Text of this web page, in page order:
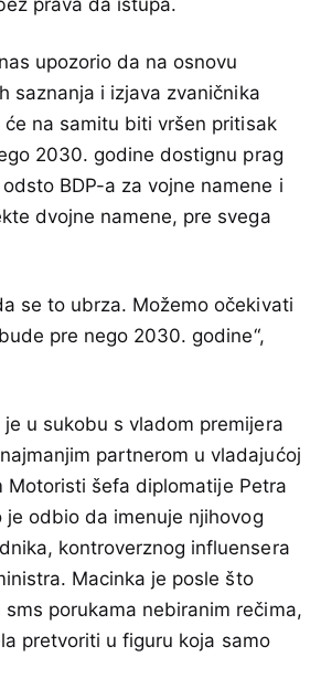
upozorio da na osnovu
saznanja i izjava zvaničnika
će na samitu biti vršen pritisak
2030. godine dostignu prag
BDP-a za vojne namene i
dvojne namene, pre svega
se to ubrza. Možemo očekivati
pre nego 2030. godine“,
u sukobu s vladom premijera
partnerom u vladajućoj
Motoristi šefa diplomatije Petra
je odbio da imenuje njihovog
kontroverznog influensera
Macinka je posle što
porukama nebiranim rečima,
pretvoriti u figuru koja samo